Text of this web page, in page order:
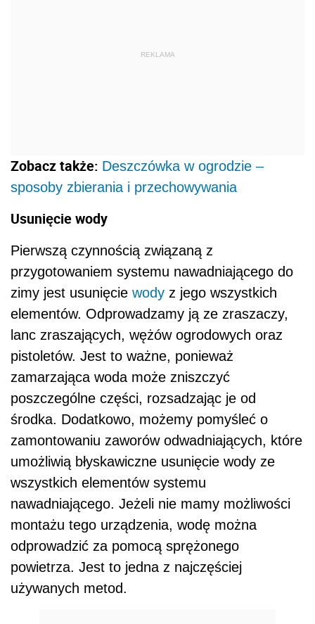
REKLAMA
Zobacz także: Deszczówka w ogrodzie –
sposoby zbierania i przechowywania
Usunięcie wody
Pierwszą czynnością związaną z
przygotowaniem systemu nawadniającego do
zimy jest usunięcie wody z jego wszystkich
elementów. Odprowadzamy ją ze zraszaczy,
lanc zraszających, wężów ogrodowych oraz
pistoletów. Jest to ważne, ponieważ
zamarzająca woda może zniszczyć
poszczególne części, rozsadzając je od
środka. Dodatkowo, możemy pomyśleć o
zamontowaniu zaworów odwadniających, które
umożliwią błyskawiczne usunięcie wody ze
wszystkich elementów systemu
nawadniającego. Jeżeli nie mamy możliwości
montażu tego urządzenia, wodę można
odprowadzić za pomocą sprężonego
powietrza. Jest to jedna z najczęściej
używanych metod.